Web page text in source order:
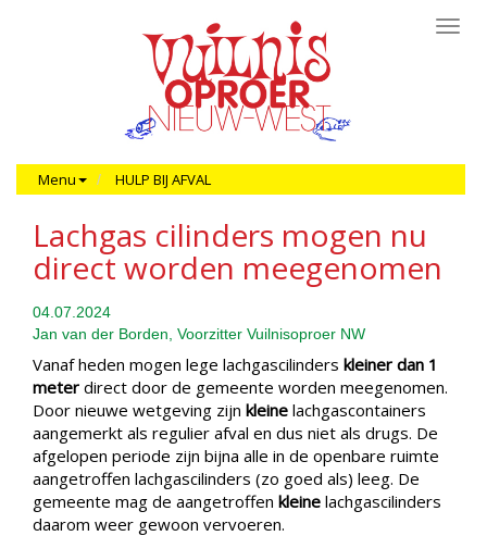
Menu HULP BIJ AFVAL
Lachgas cilinders mogen nu
direct worden meegenomen
04.07.2024
Jan van der Borden, Voorzitter Vuilnisoproer NW
Vanaf heden mogen lege lachgascilinders kleiner dan 1
meter direct door de gemeente worden meegenomen.
Door nieuwe wetgeving zijn kleine lachgascontainers
aangemerkt als regulier afval en dus niet als drugs. De
afgelopen periode zijn bijna alle in de openbare ruimte
aangetroffen lachgascilinders (zo goed als) leeg. De
gemeente mag de aangetroffen kleine lachgascilinders
daarom weer gewoon vervoeren.